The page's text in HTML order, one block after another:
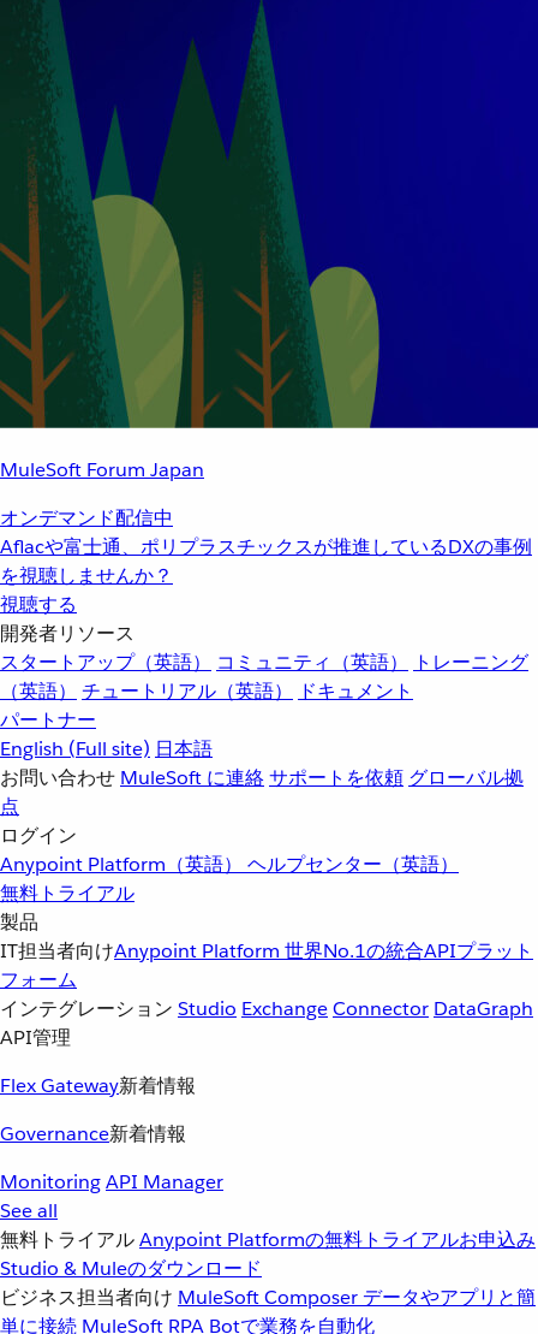
MuleSoft Forum Japan
オンデマンド配信中
Aflacや富士通、ポリプラスチックスが推進しているDXの事例
を視聴しませんか？
視聴する
開発者リソース
スタートアップ（英語）
コミュニティ（英語）
トレーニング
（英語）
チュートリアル（英語）
ドキュメント
パートナー
English (Full site) 日本語
お問い合わせ MuleSoft に連絡サポートを依頼 グローバル拠
点
ログイン
Anypoint Platform（英語） ヘルプセンター（英語）
無料トライアル
製品
IT担当者向けAnypoint Platform 世界No.1の統合APIプラット
フォーム
インテグレーション Studio ExchangeConnector DataGraph
API管理
Flex Gateway新着情報
Governance新着情報
MonitoringAPI Manager
See all
無料トライアルAnypoint Platformの無料トライアルお申込み
Studio & Muleのダウンロード
ビジネス担当者向け MuleSoft Composer データやアプリと簡
単に接続 MuleSoft RPA Botで業務を自動化